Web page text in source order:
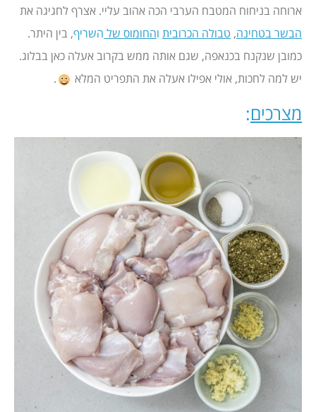
ארוחה בניחוח המטבח הערבי הכה אהוב עליי. אצרף לחגיגה את
הבשר בטחינה, טבולה הכרובית והחומוס של השריף, בין היתר.
כמובן שנקנח בכנאפה, שגם אותה ממש בקרוב אעלה כאן בבלוג.
יש למה לחכות, אולי אפילו אעלה את התפריט המלא
.
מצרכים: